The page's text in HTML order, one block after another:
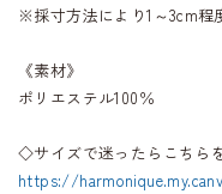
※採寸方法により1～3cm程
《素材》
ポリエステル100％
◇サイズで迷ったらこちら
https://